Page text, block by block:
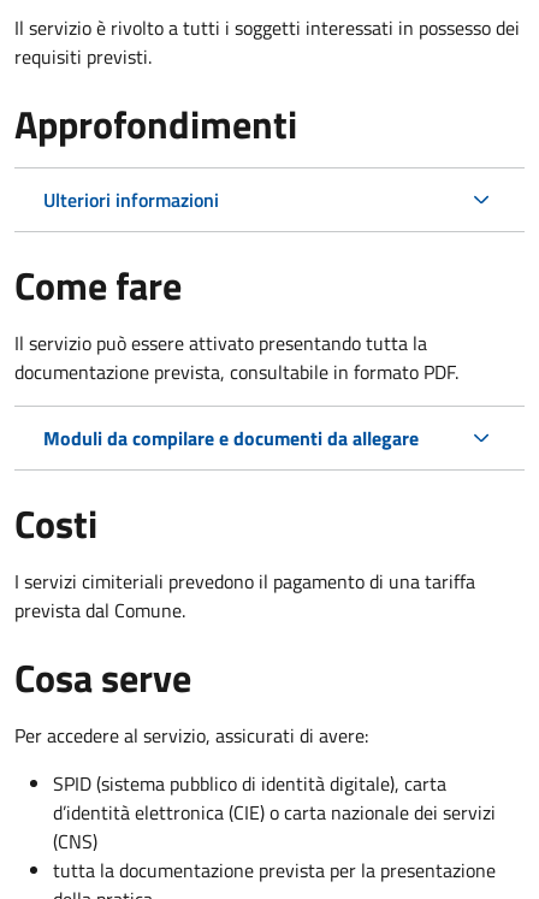
Il servizio è rivolto a tutti i soggetti interessati in possesso dei
requisiti previsti.
Approfondimenti
Ulteriori informazioni
Come fare
Il servizio può essere attivato presentando tutta la
documentazione prevista, consultabile in formato PDF.
Moduli da compilare e documenti da allegare
Costi
I servizi cimiteriali prevedono il pagamento di una tariffa
prevista dal Comune.
Cosa serve
Per accedere al servizio, assicurati di avere:
SPID (sistema pubblico di identità digitale), carta
d’identità elettronica (CIE) o carta nazionale dei servizi
(CNS)
tutta la documentazione prevista per la presentazione